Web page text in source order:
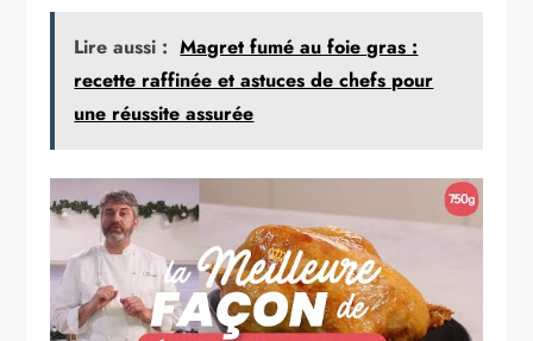
Lire aussi : Magret fumé au foie gras :
recette raffinée et astuces de chefs pour
une réussite assurée